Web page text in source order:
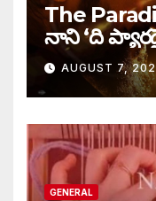
The
నాని ‘ది
AUGUST 7,
GENERAL